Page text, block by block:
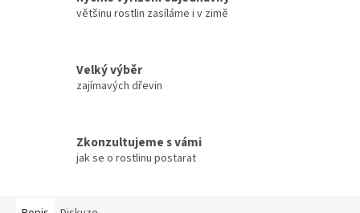
většinu rostlin zasíláme i v zimě
Velký výběr
zajímavých dřevin
Zkonzultujeme s vámi
jak se o rostlinu postarat